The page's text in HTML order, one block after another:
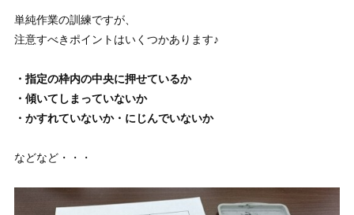
単純作業の訓練ですが、
注意すべきポイントはいくつかあります♪
・指定の枠内の中央に押せているか
・傾いてしまっていないか
・かすれていないか・にじんでいないか
などなど・・・